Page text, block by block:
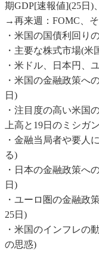
期GDP[速報値](25日)
→再来週：FOMC、
・米国の国債利回り
・主要な株式市場(米
・米ドル、日本円、
・米国の金融政策へ
日)
・注目度の高い米国
上高と19日のミシガ
・金融当局者や要人
る)
・日本の金融政策へ
日)
・ユーロ圏の金融政
25日)
・米国のインフレの
の思惑)